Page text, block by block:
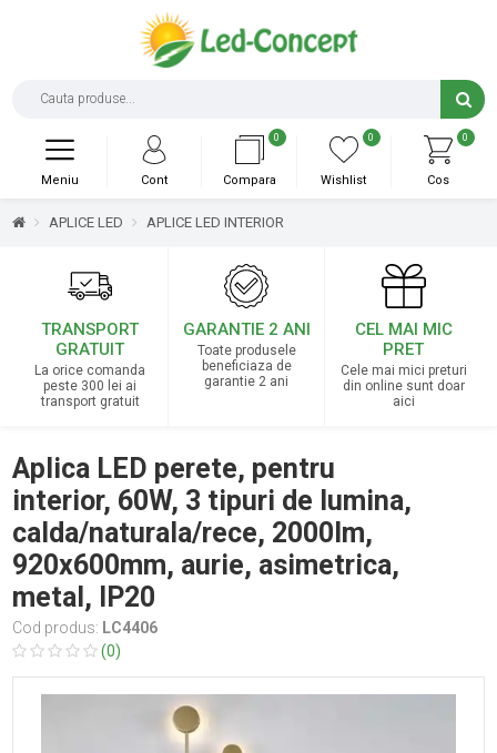
0
Cos
0
Wishlist
0
Compara
Cont
Meniu
APLICE LED APLICE LED INTERIOR
TRANSPORT
GRATUIT
La orice comanda
peste 300 lei ai
transport gratuit
GARANTIE 2 ANI
Toate produsele
beneficiaza de
garantie 2 ani
CEL MAI MIC
PRET
Cele mai mici preturi
din online sunt doar
aici
Aplica LED perete, pentru
interior, 60W, 3 tipuri de lumina,
calda/naturala/rece, 2000lm,
920x600mm, aurie, asimetrica,
metal, IP20
Cod produs: LC4406
(0)